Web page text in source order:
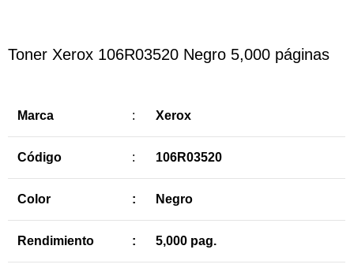
Toner Xerox 106R03520 Negro 5,000 páginas
Marca : Xerox
Código : 106R03520
Color : Negro
Rendimiento : 5,000 pag.